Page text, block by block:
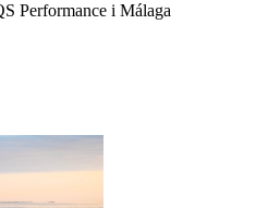
Performance i Málaga